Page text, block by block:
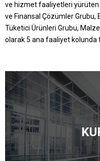
ve hizmet faaliyetleri yürüten
ve Finansal Çözümler Grubu,
Tüketici Ürünleri Grubu,
olarak 5 ana faaliyet